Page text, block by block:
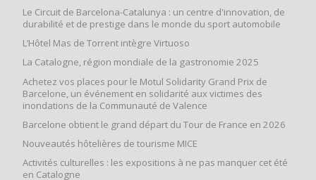
Le Circuit de Barcelona-Catalunya : un centre d'innovation, de
durabilité et de prestige dans le monde du sport automobile
L’Hôtel Mas de Torrent intègre Virtuoso
La Catalogne, région mondiale de la gastronomie 2025
Achetez vos places pour le Motul Solidarity Grand Prix de
Barcelone, un événement en solidarité aux victimes des
inondations de la Communauté de Valence
Barcelone obtient le grand départ du Tour de France en 2026
Nouveautés hôtelières de tourisme MICE
Activités culturelles : les expositions à ne pas manquer cet été
en Catalogne